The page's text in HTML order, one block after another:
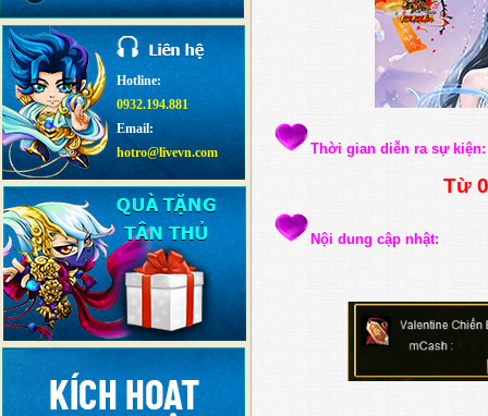
Hotline:
0932.194.881
Email:
hotro@livevn.com
Thời gian diễn ra sự kiện:
Từ
Nội dung cập nhật: